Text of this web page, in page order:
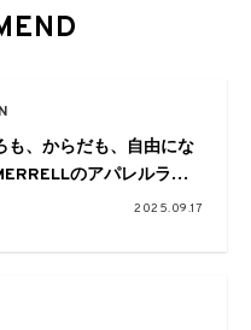
も、からだも、自由にな
のアパレルライ
年秋冬の最新作が到着
2025.09.17